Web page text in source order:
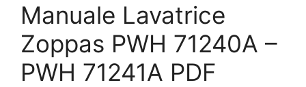
Manuale Lavatrice
Zoppas PWH 71240A –
PWH 71241A PDF